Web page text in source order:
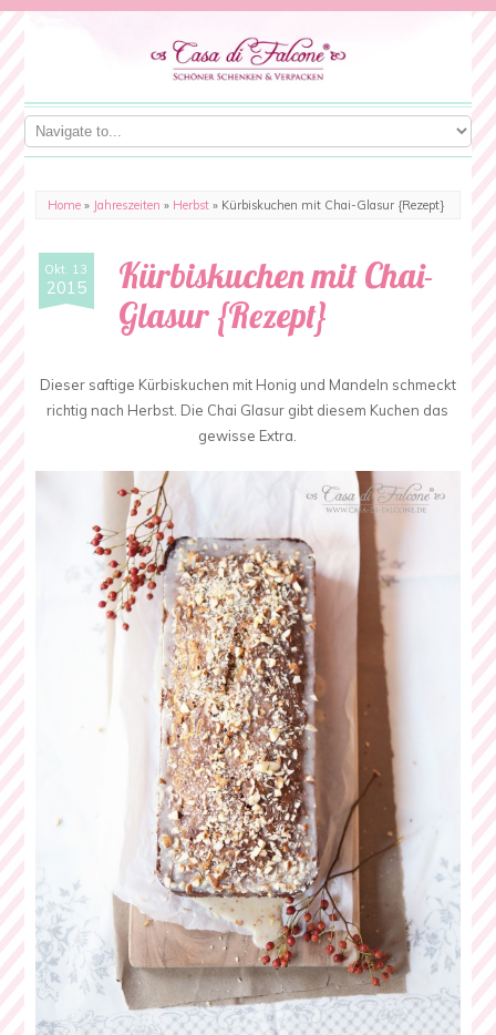
Home » Jahreszeiten » Herbst » Kürbiskuchen mit Chai-Glasur {Rezept}
Okt. 13
2015
Kürbiskuchen mit Chai-
Glasur {Rezept}
Dieser saftige Kürbiskuchen mit Honig und Mandeln schmeckt
richtig nach Herbst. Die Chai Glasur gibt diesem Kuchen das
gewisse Extra.